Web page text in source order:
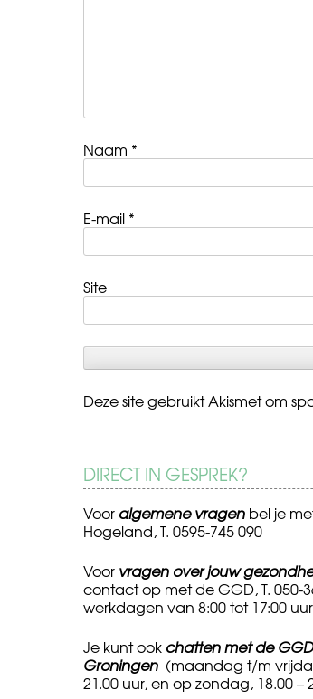
Naam *
E-mail *
Site
Deze site gebruikt Akismet om
DIRECT IN GESPREK?
Voor algemene vragen bel je
Hogeland, T. 0595-745 090
Voor vragen over jouw
contact op met de GGD, T. 050-
werkdagen van 8:00 tot 17:00
Je kunt ook chatten met de
Groningen (maandag t/m
21.00 uur, en op zondag, 18.00 –